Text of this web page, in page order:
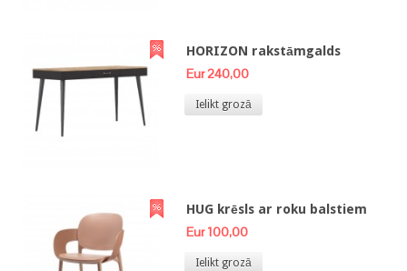
HORIZON rakstāmgalds
Eur 240,00
Ielikt grozā
HUG krēsls ar roku balstiem
Eur 100,00
Ielikt grozā